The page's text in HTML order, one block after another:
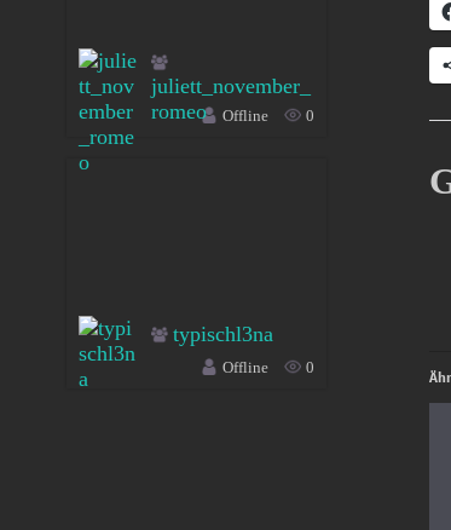
juliett_november_
romeo
Offline 0
typischl3na
Offline 0